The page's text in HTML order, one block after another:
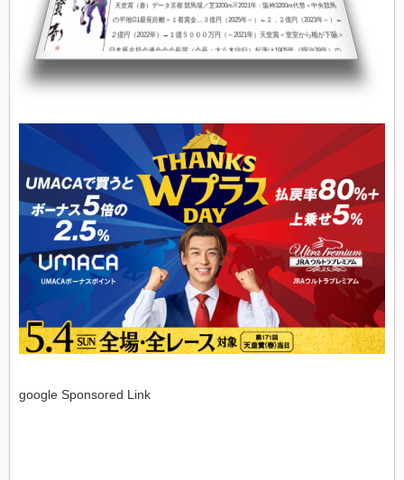
天皇賞（春）データ京都 競馬場／芝3200m※2021年：阪神3200m代替＜中央競馬
の平地G1最長距離＞１着賞金…３億円（2025年～）←２．２億円（2023年～）←
２億円（2022年）←１億５０００万円（～2021年）天皇賞＜皇室から楯が下賜＞
日本馬主協会連合会会長賞（会長：大八木信行）起源は1905年（明治38年）の
２回）戦争による中断を挟み1947年（昭和22年）春に「平和賞」として再開され
テ...
google Sponsored Link